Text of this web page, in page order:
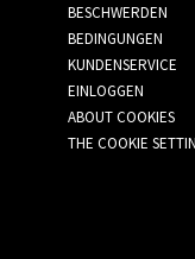
BESCHWERDEN
BEDINGUNGEN
KUNDENSERVICE
EINLOGGEN
ABOUT COOKIES
THE COOKIE